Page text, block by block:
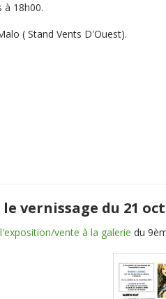
à 18h00.
( Stand Vents D'Ouest).
vernissage du 21
l'exposition/vente à la galerie du